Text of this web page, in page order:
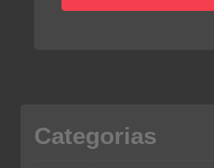
Categorias